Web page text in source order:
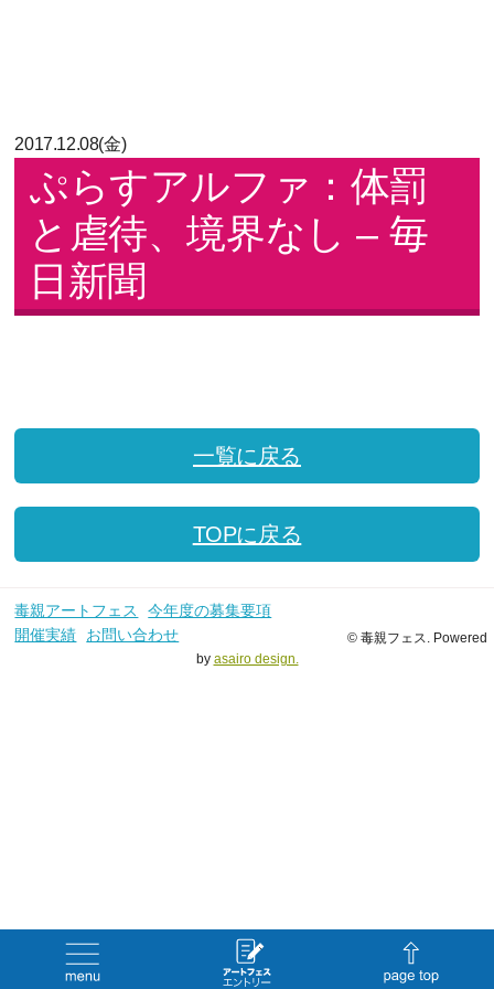
2017.12.08(金)
ぷらすアルファ：体罰
と虐待、境界なし – 毎
日新聞
一覧に戻る
TOPに戻る
毒親アートフェス
今年度の募集要項
開催実績
お問い合わせ
© 毒親フェス. Powered
by asairo design.
menu